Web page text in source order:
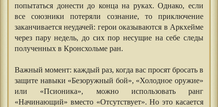
попытаться донести до конца на руках. Однако, если
все союзники потеряли сознание, то приключение
заканчивается неудачей: герои оказываются в Аркхейме
через пару недель, до сих пор несущие на себе следы
полученных в Кронсхольме ран.
Важный момент: каждый раз, когда вас просят бросать в
защите навыки «Безоружный бой», «Холодное оружие»
или «Псионика», можно использовать ранг
«Начинающий» вместо «Отсутствует». Но это касается